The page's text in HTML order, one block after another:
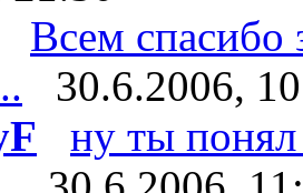
Всем спасибо
30.6.2006,
ну ты понял